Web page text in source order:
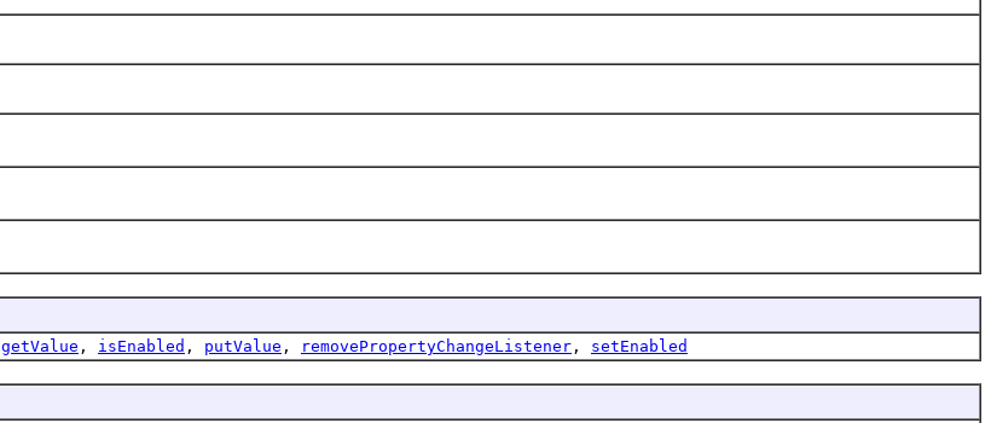
getValue , isEnabled , putValue , removePropertyChangeListener , setEnabled